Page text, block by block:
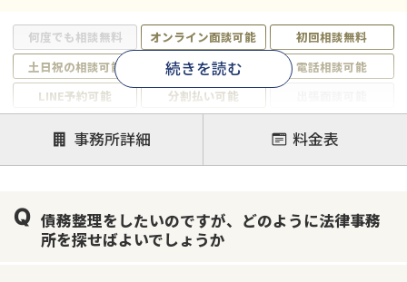
何度でも相談無料 オンライン面談可能
初回相談無料
土日祝の相談可能
19時以降電話可能
電話相談可能
LINE予約可能
分割払い可能
個人再生
時効援用
過払い金返還請求
会社破産・法人破産
住宅ローン
続きを読む
事務所詳細 料金表
債務整理をしたいのですが、どのように法律事務
所を探せばよいでしょうか